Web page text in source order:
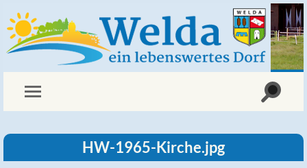
HW-1965-Kirche.jpg